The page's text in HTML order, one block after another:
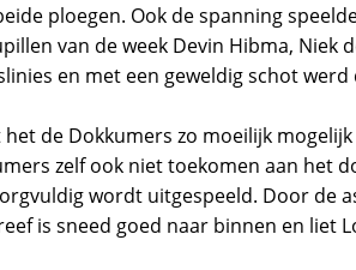
ploegen. Ook de spanning
van de week Devin Hibma, Niek
en met een geweldig schot werd
de Dokkumers zo moeilijk
zelf ook niet toekomen aan het
wordt uitgespeeld. Door de
is sneed goed naar binnen en liet